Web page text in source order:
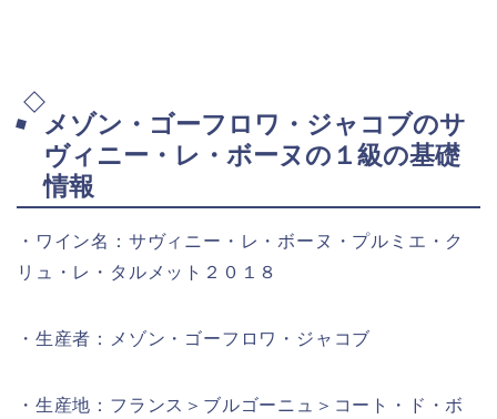
メゾン・ゴーフロワ・ジャコブのサ
ヴィニー・レ・ボーヌの１級の基礎
情報
・ワイン名：サヴィニー・レ・ボーヌ・プルミエ・ク
リュ・レ・タルメット２０１８
・生産者：メゾン・ゴーフロワ・ジャコブ
・生産地：フランス＞ブルゴーニュ＞コート・ド・ボ